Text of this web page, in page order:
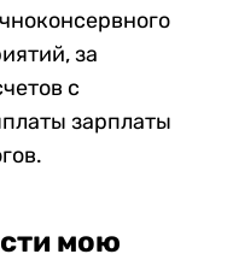
за
с
зарплаты
мою